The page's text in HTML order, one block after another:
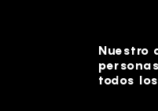
Nuestro
todos